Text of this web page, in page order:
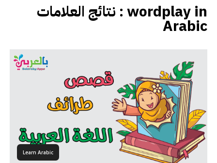
نتائج العلامات : wordplay in
Arabic
Learn Arabic